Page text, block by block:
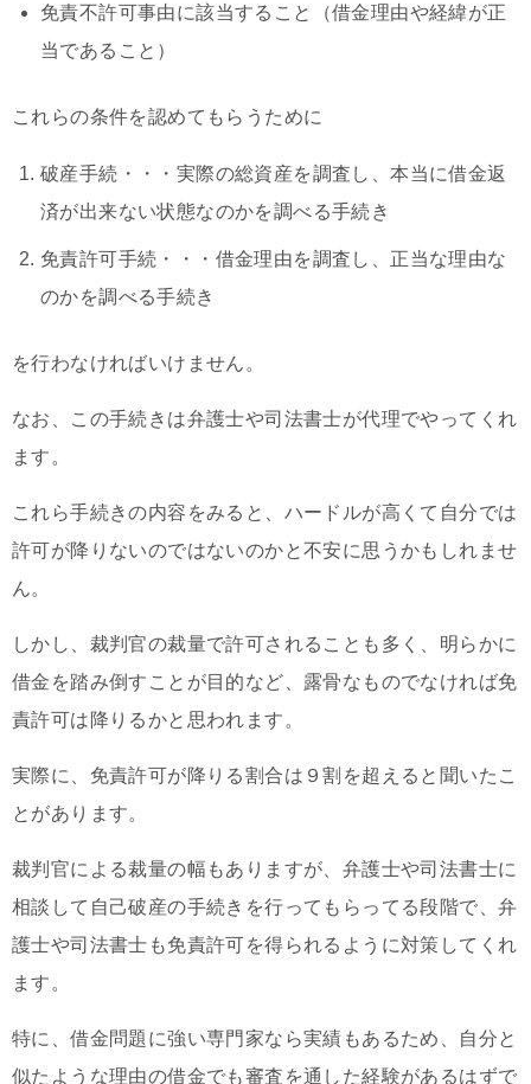
免責不許可事由に該当すること（借金理由や経緯が正
当であること）
これらの条件を認めてもらうために
破産手続・・・実際の総資産を調査し、本当に借金返
済が出来ない状態なのかを調べる手続き
免責許可手続・・・借金理由を調査し、正当な理由な
のかを調べる手続き
を行わなければいけません。
なお、この手続きは弁護士や司法書士が代理でやってくれ
ます。
これら手続きの内容をみると、ハードルが高くて自分では
許可が降りないのではないのかと不安に思うかもしれませ
ん。
しかし、裁判官の裁量で許可されることも多く、明らかに
借金を踏み倒すことが目的など、露骨なものでなければ免
責許可は降りるかと思われます。
実際に、免責許可が降りる割合は９割を超えると聞いたこ
とがあります。
裁判官による裁量の幅もありますが、弁護士や司法書士に
相談して自己破産の手続きを行ってもらってる段階で、弁
護士や司法書士も免責許可を得られるように対策してくれ
ます。
特に、借金問題に強い専門家なら実績もあるため、自分と
似たような理由の借金でも審査を通した経験があるはずで